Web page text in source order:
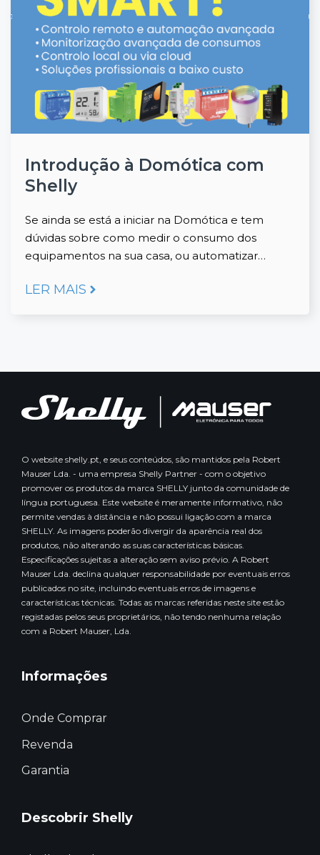
Introdução à Domótica com
Shelly
Se ainda se está a iniciar na Domótica e tem
dúvidas sobre como medir o consumo dos
equipamentos na sua casa, ou automatizar…
LER MAIS
O website shelly.pt, e seus conteúdos, são mantidos pela Robert
Mauser Lda. - uma empresa Shelly Partner - com o objetivo
promover os produtos da marca SHELLY junto da comunidade de
língua portuguesa. Este website é meramente informativo, não
permite vendas à distância e não possui ligação com a marca
SHELLY. As imagens poderão divergir da aparência real dos
produtos, não alterando as suas características básicas.
Especificações sujeitas a alteração sem aviso prévio. A Robert
Mauser Lda. declina qualquer responsabilidade por eventuais erros
publicados no site, incluindo eventuais erros de imagens e
características técnicas. Todas as marcas referidas neste site estão
registadas pelos seus proprietários, não tendo nenhuma relação
com a Robert Mauser, Lda.
Informações
Onde Comprar
Revenda
Garantia
Descobrir Shelly